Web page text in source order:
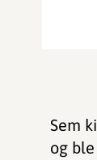
Sem
og